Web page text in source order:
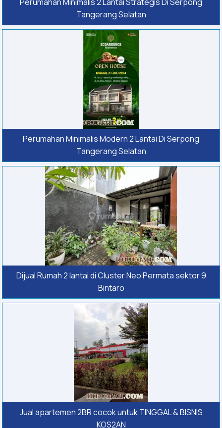
Tangerang Selatan
Perumahan Minimalis Modern 2 Lantai Di Serpong
Tangerang Selatan
Dijual Rumah 2 lantai di Cluster Neo Permata sektor 9
Bintaro
Jual apartemen 2BR cocok untuk TINGGAL & BISNIS
KOS2AN